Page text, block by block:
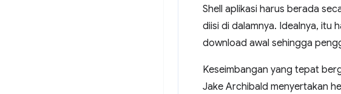
Shell aplikasi harus berada
diisi di dalamnya. Idealnya, itu
download awal sehingga
Keseimbangan yang tepat
Jake Archibald menyertakan